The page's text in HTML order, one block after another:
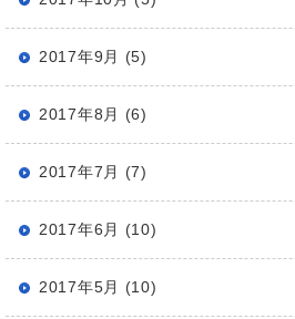
2017年9月 (5)
2017年8月 (6)
2017年7月 (7)
2017年6月 (10)
2017年5月 (10)